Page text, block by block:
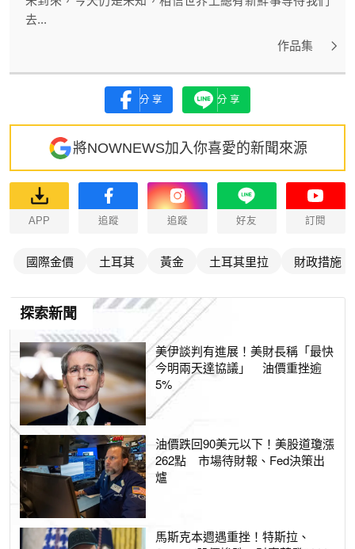
去...
作品集
分享 分享
將NOWNEWS加入你喜愛的新聞來源
APP 追蹤 追蹤 好友 訂閱
國際金價 土耳其 黃金 土耳其里拉 財政措施
探索新聞
美伊談判有進展！美財長稱「最快
今明兩天達協議」 油價重挫逾
5%
油價跌回90美元以下！美股道瓊漲
262點 市場待財報、Fed決策出
爐
馬斯克本週遇重挫！特斯拉、